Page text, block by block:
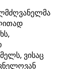
ვისაც